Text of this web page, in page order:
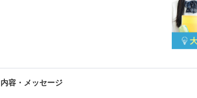
容・メッセージ